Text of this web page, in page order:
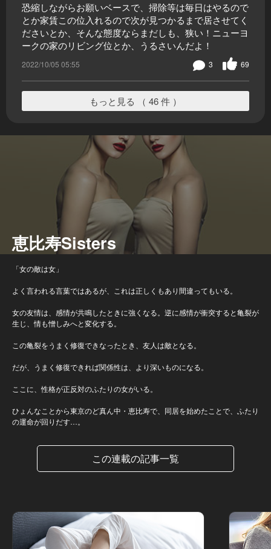
恐縮しながらお願いベースで、掃除等は毎日はやるので
とか家賃この位入れるので次が見つかるまで居させてく
ださいとか、そんな態度ならまだしも、狭い！ニューヨ
ークの家のリビング位とか、うるさいんだよ！
2022/10/05 05:55 69
3
もっと見る （ 46 件 ）
恵比寿Sisters
「女の敵は女」
よく言われる言葉ではあるが、これは正しくもあり間違ってもいる。
女の友情は、感情が共鳴したときに強くなる。逆に感情が衝突すると亀裂が
生じ、情も憎しみへと変化する。
この亀裂をうまく修復できなったとき、友人は敵となる。
だが、うまく修復できれば関係性は、より深いものになる。
ここに、性格が正反対のふたりの女がいる。
ひょんなことから東京のど真ん中・恵比寿で、同居を始めたことで、ふたり
の運命が回りだす…。
この連載の記事一覧